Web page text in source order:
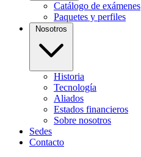
Catálogo de exámenes
Paquetes y perfiles
Historia
Tecnología
Aliados
Estados financieros
Sobre nosotros
Sedes
Contacto